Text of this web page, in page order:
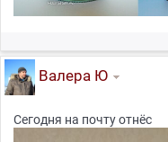
Валера Ю
Сегодня на почту отнёс